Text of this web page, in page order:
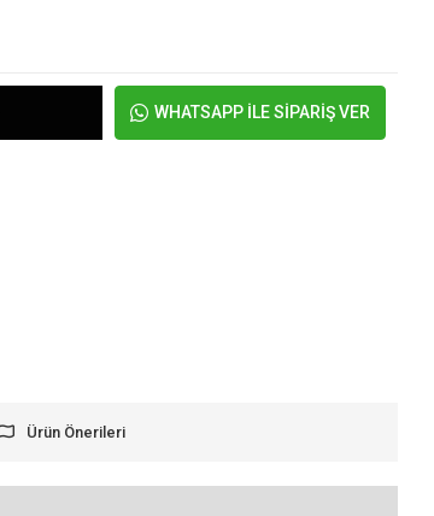
WHATSAPP İLE SİPARİŞ VER
Ürün Önerileri